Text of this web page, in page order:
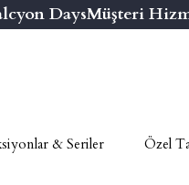
DaysMüşteri
& Seriler Özel